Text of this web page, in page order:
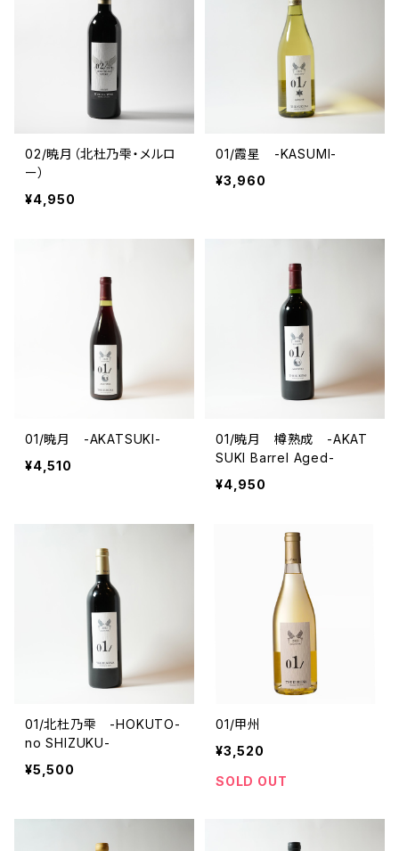
02/暁月（北杜乃雫・メルロ
ー）
¥4,950
01/霞星 -KASUMI-
¥3,960
01/暁月 -AKATSUKI-
¥4,510
01/暁月 樽熟成 -AKAT
SUKI Barrel Aged-
¥4,950
01/北杜乃雫 -HOKUTO-
no SHIZUKU-
¥5,500
01/甲州
¥3,520
SOLD OUT